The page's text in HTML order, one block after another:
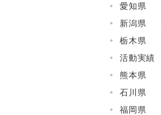
愛知県
新潟県
栃木県
活動実績
熊本県
石川県
福岡県